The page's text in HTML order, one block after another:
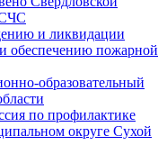
и ликвидации
обеспечению пожарной
образовательный
по профилактике
округе Сухой